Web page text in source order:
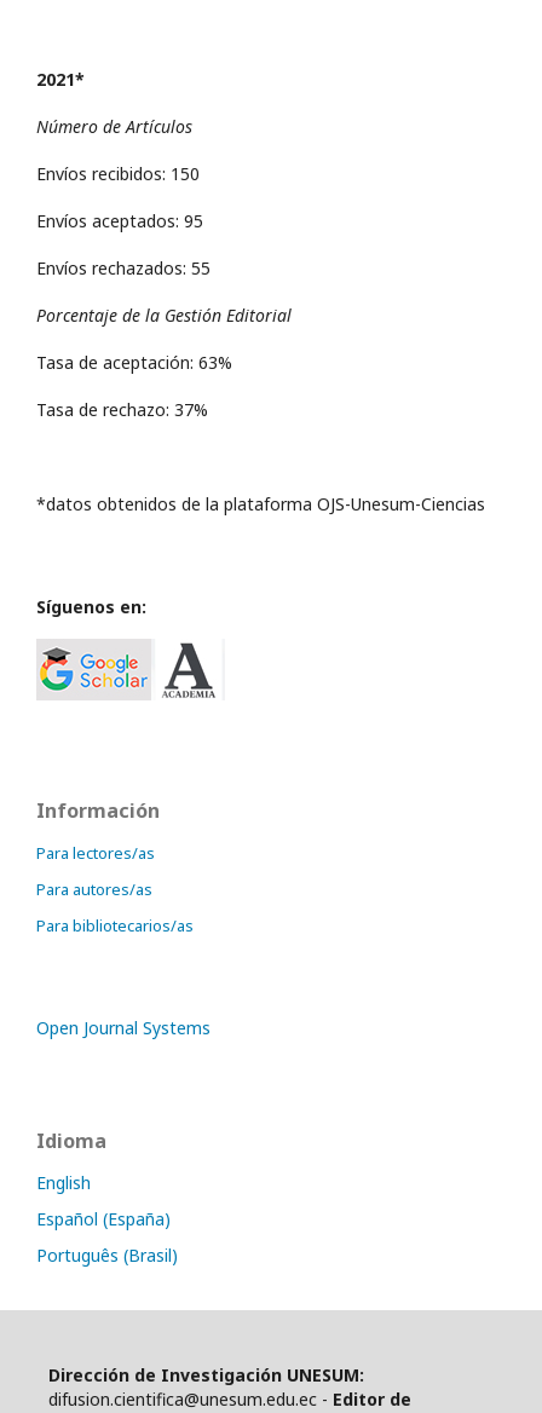
2021*
Número de Artículos
Envíos recibidos: 150
Envíos aceptados: 95
Envíos rechazados: 55
Porcentaje de la Gestión Editorial
Tasa de aceptación: 63%
Tasa de rechazo: 37%
*datos obtenidos de la plataforma OJS-Unesum-Ciencias
Síguenos en:
Información
Para lectores/as
Para autores/as
Para bibliotecarios/as
Open Journal Systems
Idioma
English
Español (España)
Português (Brasil)
Dirección de Investigación UNESUM:
difusion.cientifica@unesum.edu.ec - Editor de